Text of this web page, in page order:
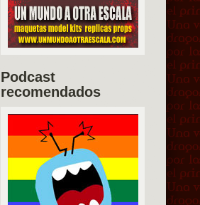
Podcast
recomendados